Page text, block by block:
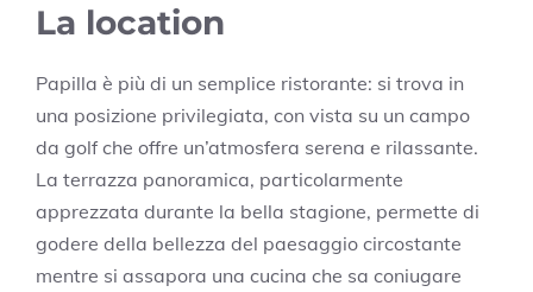
La location
Papilla è più di un semplice ristorante: si trova in
una posizione privilegiata, con vista su un campo
da golf che offre un’atmosfera serena e rilassante.
La terrazza panoramica, particolarmente
apprezzata durante la bella stagione, permette di
godere della bellezza del paesaggio circostante
mentre si assapora una cucina che sa coniugare